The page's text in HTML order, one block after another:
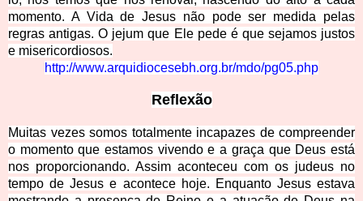
momento. A Vida de Jesus não pode ser medida pelas
regras antigas. O jejum que Ele pede é que sejamos justos
e misericordiosos.
http://www.arquidiocesebh.org.br/mdo/pg05.php
Reflexão
Muitas vezes somos totalmente incapazes de compreender
o momento que estamos vivendo e a graça que Deus está
nos proporcionando. Assim aconteceu com os judeus no
tempo de Jesus e acontece hoje. Enquanto Jesus estava